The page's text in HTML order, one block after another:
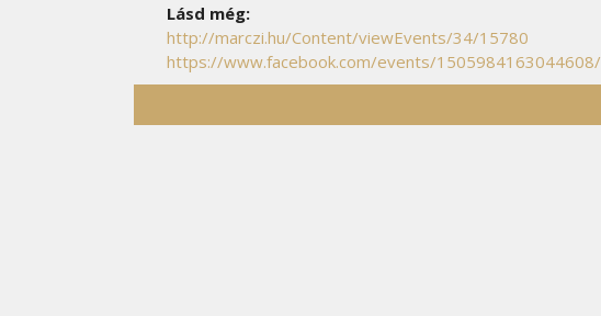
Lásd még:
http://marczi.hu/Content/viewEvents/34/15780
https://www.facebook.com/events/1505984163044608/